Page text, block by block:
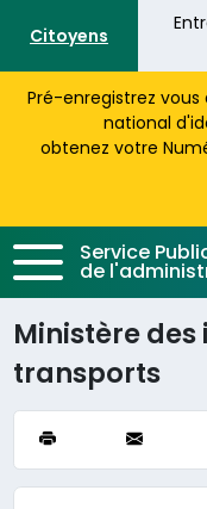
Aller au contenu principal
Citoyens
Pré-enregistrez
national
obtenez votre
Service
de
Ministère
transports